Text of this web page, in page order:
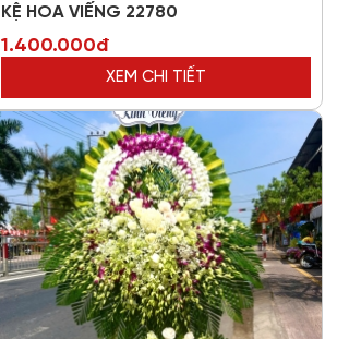
KỆ HOA VIẾNG 22780
1.400.000đ
XEM CHI TIẾT